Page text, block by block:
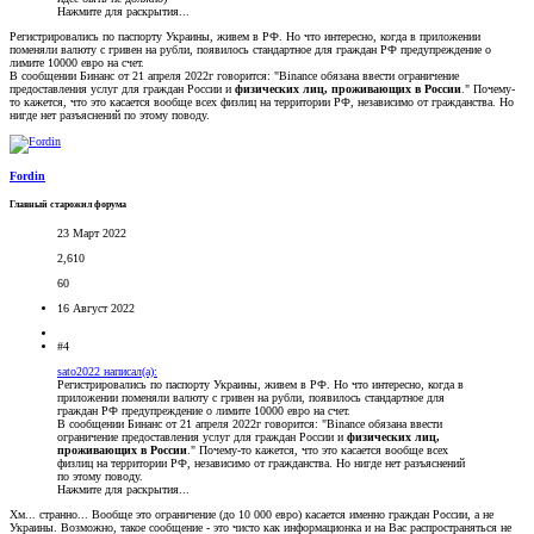
Нажмите для раскрытия...
Регистрировались по паспорту Украины, живем в РФ. Но что интересно, когда в приложении
поменяли валюту с гривен на рубли, появилось стандартное для граждан РФ предупреждение о
лимите 10000 евро на счет.
В сообщении Бинанс от 21 апреля 2022г говорится: "Binance обязана ввести ограничение
предоставления услуг для граждан России и физических лиц, проживающих в России ." Почему-
то кажется, что это касается вообще всех физлиц на территории РФ, независимо от гражданства. Но
нигде нет разъяснений по этому поводу.
Fordin
Главный старожил форума
23 Март 2022
2,610
60
16 Август 2022
#4
sato2022 написал(а):
Регистрировались по паспорту Украины, живем в РФ. Но что интересно, когда в
приложении поменяли валюту с гривен на рубли, появилось стандартное для
граждан РФ предупреждение о лимите 10000 евро на счет.
В сообщении Бинанс от 21 апреля 2022г говорится: "Binance обязана ввести
ограничение предоставления услуг для граждан России и физических лиц,
проживающих в России ." Почему-то кажется, что это касается вообще всех
физлиц на территории РФ, независимо от гражданства. Но нигде нет разъяснений
по этому поводу.
Нажмите для раскрытия...
Хм... странно... Вообще это ограничение (до 10 000 евро) касается именно граждан России, а не
Украины. Возможно, такое сообщение - это чисто как информационка и на Вас распространяться не